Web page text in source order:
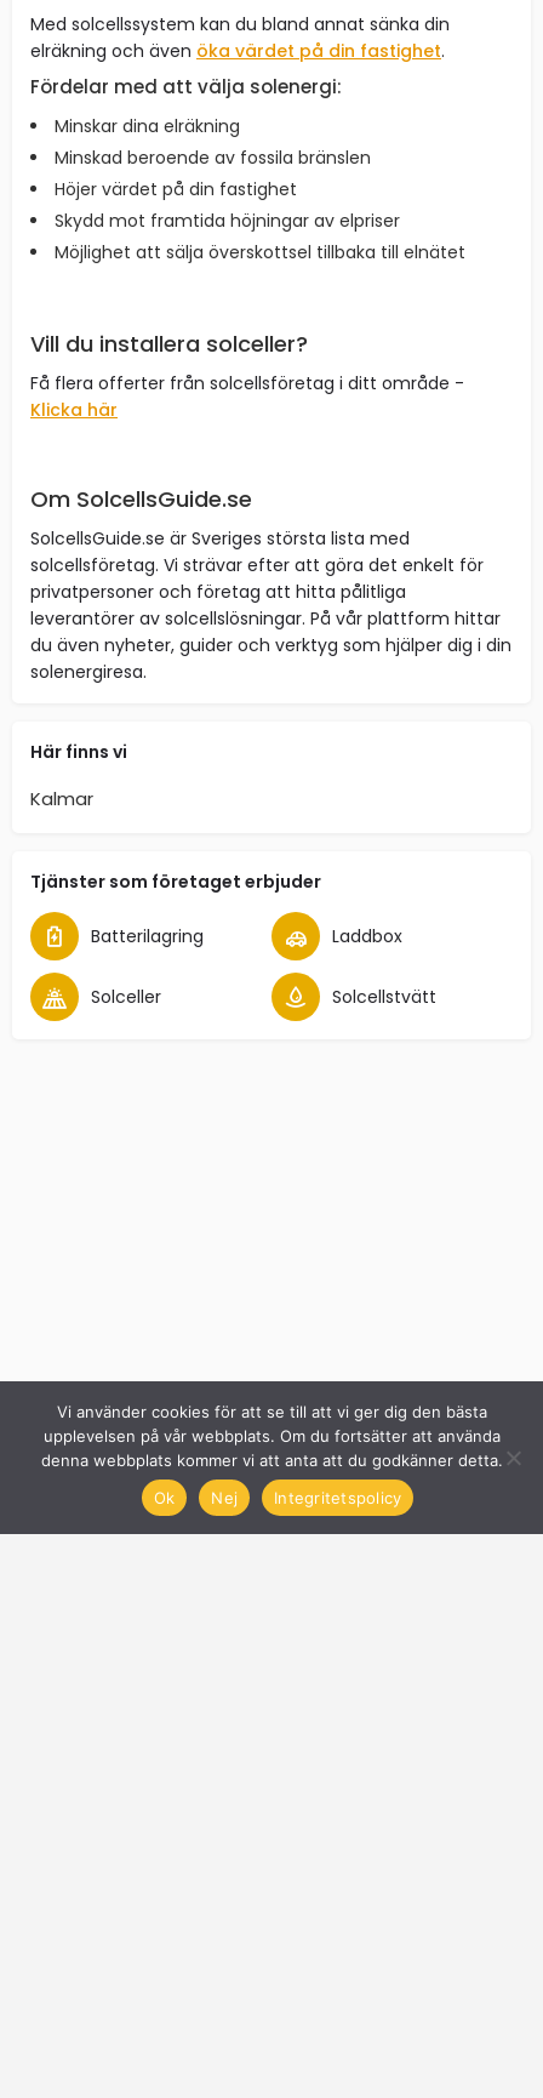
Med solcellssystem kan du bland annat sänka din
elräkning och även öka värdet på din fastighet.
Fördelar med att välja solenergi:
Minskar dina elräkning
Minskad beroende av fossila bränslen
Höjer värdet på din fastighet
Skydd mot framtida höjningar av elpriser
Möjlighet att sälja överskottsel tillbaka till elnätet
Vill du installera solceller?
Få flera offerter från solcellsföretag i ditt område -
Klicka här
Om SolcellsGuide.se
SolcellsGuide.se är Sveriges största lista med
solcellsföretag. Vi strävar efter att göra det enkelt för
privatpersoner och företag att hitta pålitliga
leverantörer av solcellslösningar. På vår plattform hittar
du även nyheter, guider och verktyg som hjälper dig i din
solenergiresa.
Här finns vi
Kalmar
Tjänster som företaget erbjuder
Batterilagring Laddbox
Solceller Solcellstvätt
Vi använder cookies för att se till att vi ger dig den bästa
upplevelsen på vår webbplats. Om du fortsätter att använda
denna webbplats kommer vi att anta att du godkänner detta.
Ok
Nej Integritetspolicy